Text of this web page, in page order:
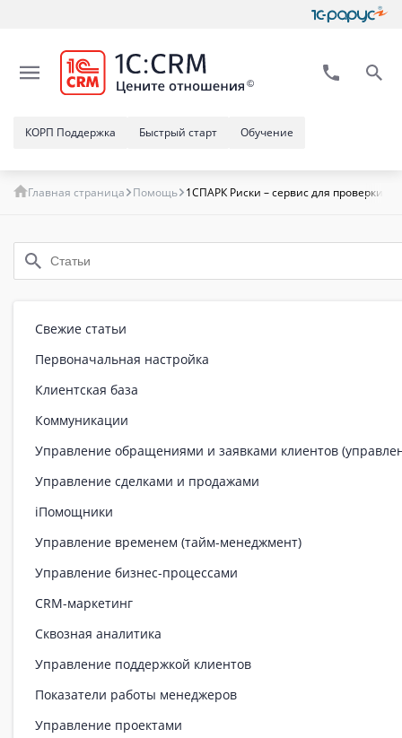
Обучение
Быстрый старт
КОРП Поддержка
Главная страница Помощь 1СПАРК Риски – сервис для проверки
Свежие статьи
Первоначальная настройка
Клиентская база
Коммуникации
Управление обращениями и заявками клиентов
Управление сделками и продажами
iПомощники
Управление временем (тайм-менеджмент)
Управление бизнес-процессами
CRM-маркетинг
Сквозная аналитика
Управление поддержкой клиентов
Показатели работы менеджеров
Управление проектами